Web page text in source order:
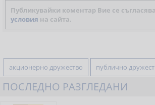
Публикувайки коментар Вие се
условия на сайта.
акционерно дружество публично
ПОСЛЕДНО РАЗГЛЕДАНИ